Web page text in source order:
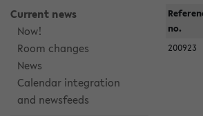
Current news
Now!
Room changes
News
Calendar integration
and newsfeeds
no.
200923